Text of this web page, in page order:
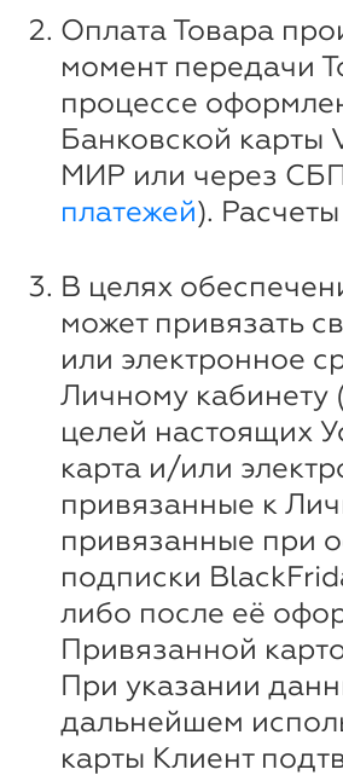
Оплата Товара
момент передачи
процессе
Банковской карты
МИР или через
платежей).
В целях
может привязать
или электронное
Личному кабинету
целей настоящих
карта и/или
привязанные к
привязанные при
подписки
либо после её
Привязанной
При указании
дальнейшем
карты Клиент